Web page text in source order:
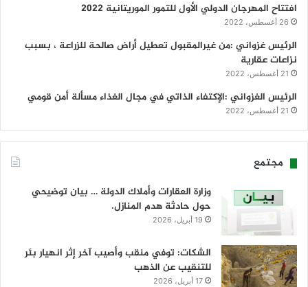
افتتاح المهرجان الدولي الأول للتمور الموريتانية 2022
26 أغسطس، 2022
الرئيس غزواني :من غيرالمقبول تعطيل أراض صالحة للزراعة ، بسبب
نزاعات عقارية
21 أغسطس، 2022
الرئيس الغزواني :الإكتفاء الذاتي في مجال الغذاء مسألة أمن قومي
21 أغسطس، 2022
مجتمع
وزارة العقارات وأملاك الدولة … بيان توضيحي
حول حادثة هدم المنازل.
19 أبريل، 2026
الشكات: توفي منقب وأصيب آخر إثر انهيار بئر
للتنقيب عن الذهب
17 أبريل، 2026